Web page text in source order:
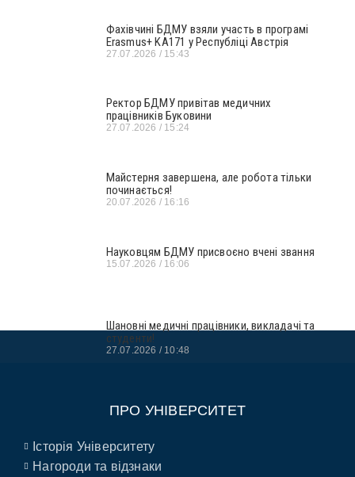
Фахівчині БДМУ взяли участь в програмі
Erasmus+ KA171 у Республіці Австрія
27.07.2026 15:43
Ректор БДМУ привітав медичних
працівників Буковини
27.07.2026 15:24
Майстерня завершена, але робота тільки
починається!
20.07.2026 16:16
Науковцям БДМУ присвоєно вчені звання
15.07.2026 16:06
Шановні медичні працівники, викладачі та
студенти!
27.07.2026 10:48
ПРО УНІВЕРСИТЕТ
Історія Університету
Нагороди та відзнаки